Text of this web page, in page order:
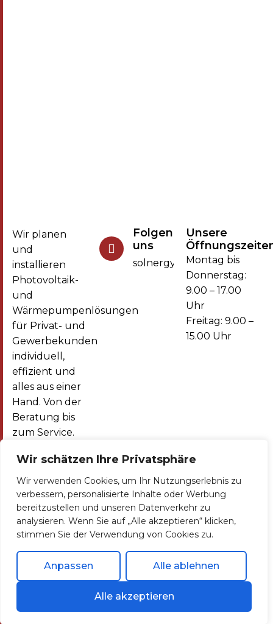
Wir schätzen Ihre Privatsphäre
Wir verwenden Cookies, um Ihr Nutzungserlebnis zu
verbessern, personalisierte Inhalte oder Werbung
bereitzustellen und unseren Datenverkehr zu
analysieren. Wenn Sie auf „Alle akzeptieren“ klicken,
stimmen Sie der Verwendung von Cookies zu.
Anpassen Alle ablehnen
Alle akzeptieren
Wir planen
und
installieren
Photovoltaik-
und
Wärmepumpenlösungen
für Privat- und
Gewerbekunden
individuell,
effizient und
alles aus einer
Hand. Von der
Beratung bis
zum Service.
+49 (0)
8131 77
99 473
info@solnergy.solar
Folgen Sie
uns
solnergy.solar
Unsere
Montag bis
Donnerstag:
9.00 – 17.00
Uhr
Freitag: 9.00 –
15.00 Uhr
Home Photovoltaik Wärmepumpe
Kontakt
SolNergy GmbH Copyright © 2026 All Rights
Reserved. created byOST Web&Support